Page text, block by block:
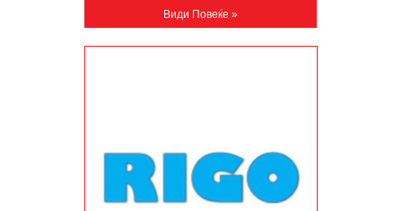
Види Повеќе »